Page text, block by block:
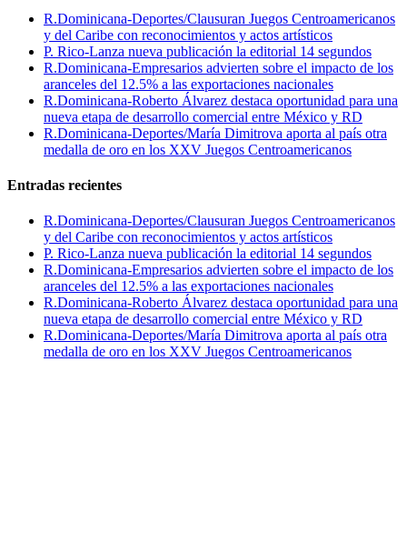
R.Dominicana-Deportes/Clausuran Juegos Centroamericanos
y del Caribe con reconocimientos y actos artísticos
P. Rico-Lanza nueva publicación la editorial 14 segundos
R.Dominicana-Empresarios advierten sobre el impacto de los
aranceles del 12.5% a las exportaciones nacionales
R.Dominicana-Roberto Álvarez destaca oportunidad para una
nueva etapa de desarrollo comercial entre México y RD
R.Dominicana-Deportes/María Dimitrova aporta al país otra
medalla de oro en los XXV Juegos Centroamericanos
Entradas recientes
R.Dominicana-Deportes/Clausuran Juegos Centroamericanos
y del Caribe con reconocimientos y actos artísticos
P. Rico-Lanza nueva publicación la editorial 14 segundos
R.Dominicana-Empresarios advierten sobre el impacto de los
aranceles del 12.5% a las exportaciones nacionales
R.Dominicana-Roberto Álvarez destaca oportunidad para una
nueva etapa de desarrollo comercial entre México y RD
R.Dominicana-Deportes/María Dimitrova aporta al país otra
medalla de oro en los XXV Juegos Centroamericanos